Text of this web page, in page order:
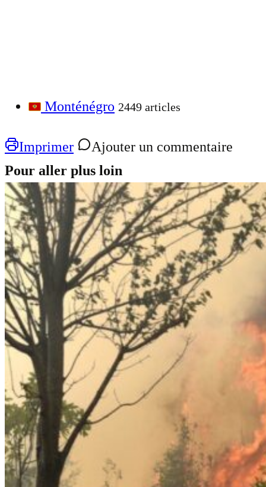
Monténégro 2449 articles
Imprimer
Ajouter un commentaire
Pour aller plus loin